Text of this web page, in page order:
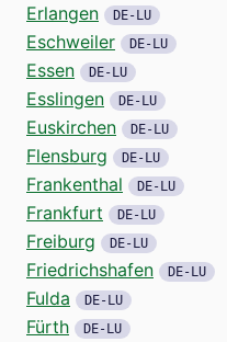
Erlangen DE-LU
Eschweiler DE-LU
Essen DE-LU
Esslingen DE-LU
Euskirchen DE-LU
Flensburg DE-LU
Frankenthal DE-LU
Frankfurt DE-LU
Freiburg DE-LU
Friedrichshafen DE-LU
Fulda DE-LU
Fürth DE-LU